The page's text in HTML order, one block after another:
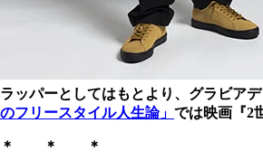
ラッパーとしてはもとより、グラビア
のフリースタイル人生論」 では映画『2
＊ ＊ ＊